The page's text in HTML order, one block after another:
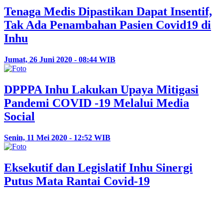
Tenaga Medis Dipastikan Dapat Insentif,
Tak Ada Penambahan Pasien Covid19 di
Inhu
Jumat, 26 Juni 2020 - 08:44 WIB
DPPPA Inhu Lakukan Upaya Mitigasi
Pandemi COVID -19 Melalui Media
Social
Senin, 11 Mei 2020 - 12:52 WIB
Eksekutif dan Legislatif Inhu Sinergi
Putus Mata Rantai Covid-19